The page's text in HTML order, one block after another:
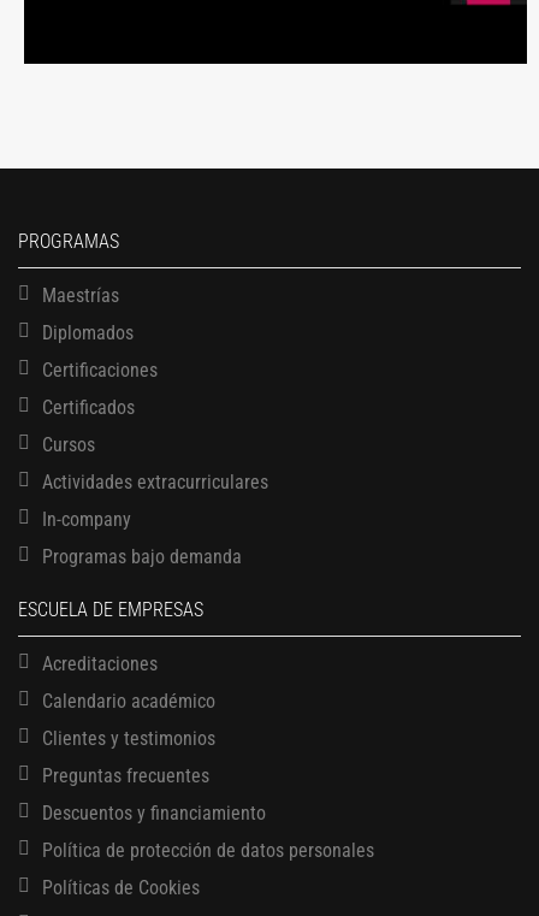
PROGRAMAS
Maestrías
Diplomados
Certificaciones
Certificados
Cursos
Actividades extracurriculares
In-company
Programas bajo demanda
ESCUELA DE EMPRESAS
Acreditaciones
Calendario académico
Clientes y testimonios
Preguntas frecuentes
Descuentos y financiamiento
Política de protección de datos personales
Políticas de Cookies